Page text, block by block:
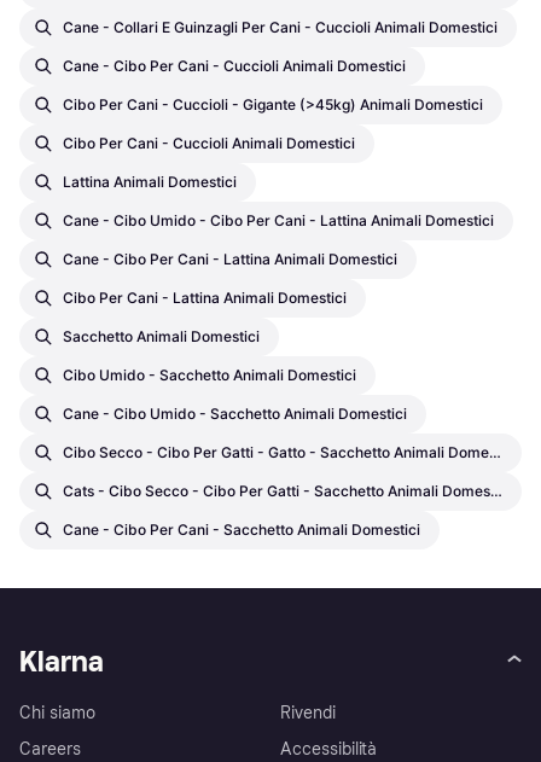
Cane - Collari E Guinzagli Per Cani - Cuccioli Animali Domestici
Cane - Cibo Per Cani - Cuccioli Animali Domestici
Cibo Per Cani - Cuccioli - Gigante (>45kg) Animali Domestici
Cibo Per Cani - Cuccioli Animali Domestici
Lattina Animali Domestici
Cane - Cibo Umido - Cibo Per Cani - Lattina Animali Domestici
Cane - Cibo Per Cani - Lattina Animali Domestici
Cibo Per Cani - Lattina Animali Domestici
Sacchetto Animali Domestici
Cibo Umido - Sacchetto Animali Domestici
Cane - Cibo Umido - Sacchetto Animali Domestici
Cibo Secco - Cibo Per Gatti - Gatto - Sacchetto Animali Domestici
Cats - Cibo Secco - Cibo Per Gatti - Sacchetto Animali Domestici
Cane - Cibo Per Cani - Sacchetto Animali Domestici
Klarna
Chi siamo
Careers
Rivendi
Accessibilità